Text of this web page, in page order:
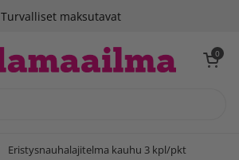
Turvalliset maksutavat
Avaa 0
Eristysnauhalajitelma kauhu 3 kpl/pkt